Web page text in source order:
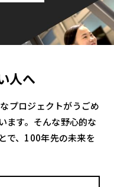
人へ
プロジェクトがうごめ
ます。そんな野心的な
で、100年先の未来を